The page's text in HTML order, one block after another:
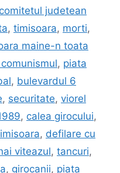
comitetul judetean
, timisoara, morti,
maine-n toata
, piata
, bulevardul 6
, securitate, viorel
, calea girocului,
, defilare cu
viteazul, tancuri,
, girocanii, piata